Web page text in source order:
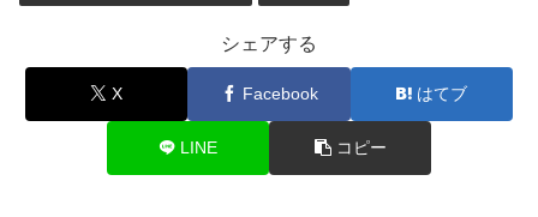
シェアする
X Facebook はてブ
LINE コピー